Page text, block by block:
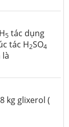
H5 tác dụng
tác H2SO4
là
kg glixerol (